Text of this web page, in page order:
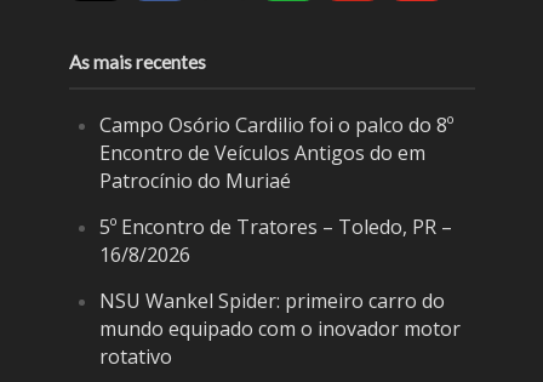
As mais recentes
Campo Osório Cardilio foi o palco do 8º
Encontro de Veículos Antigos do em
Patrocínio do Muriaé
5º Encontro de Tratores – Toledo, PR –
16/8/2026
NSU Wankel Spider: primeiro carro do
mundo equipado com o inovador motor
rotativo